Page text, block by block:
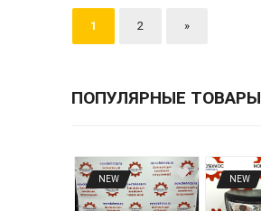
1 2 »
ПОПУЛЯРНЫЕ ТОВАРЫ
NEW NEW